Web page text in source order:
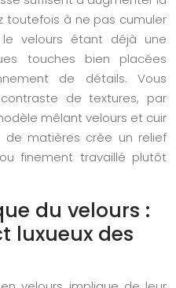
toutefois à ne pas cumuler
velours étant déjà une
touches bien placées
de détails. Vous
de textures, par
mêlant velours et cuir
matières crée un relief
finement travaillé plutôt
du velours :
luxueux des